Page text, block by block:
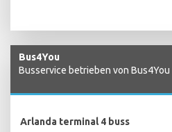
Bus4You
Busservice betrieben von Bus4You
Arlanda terminal 4 buss